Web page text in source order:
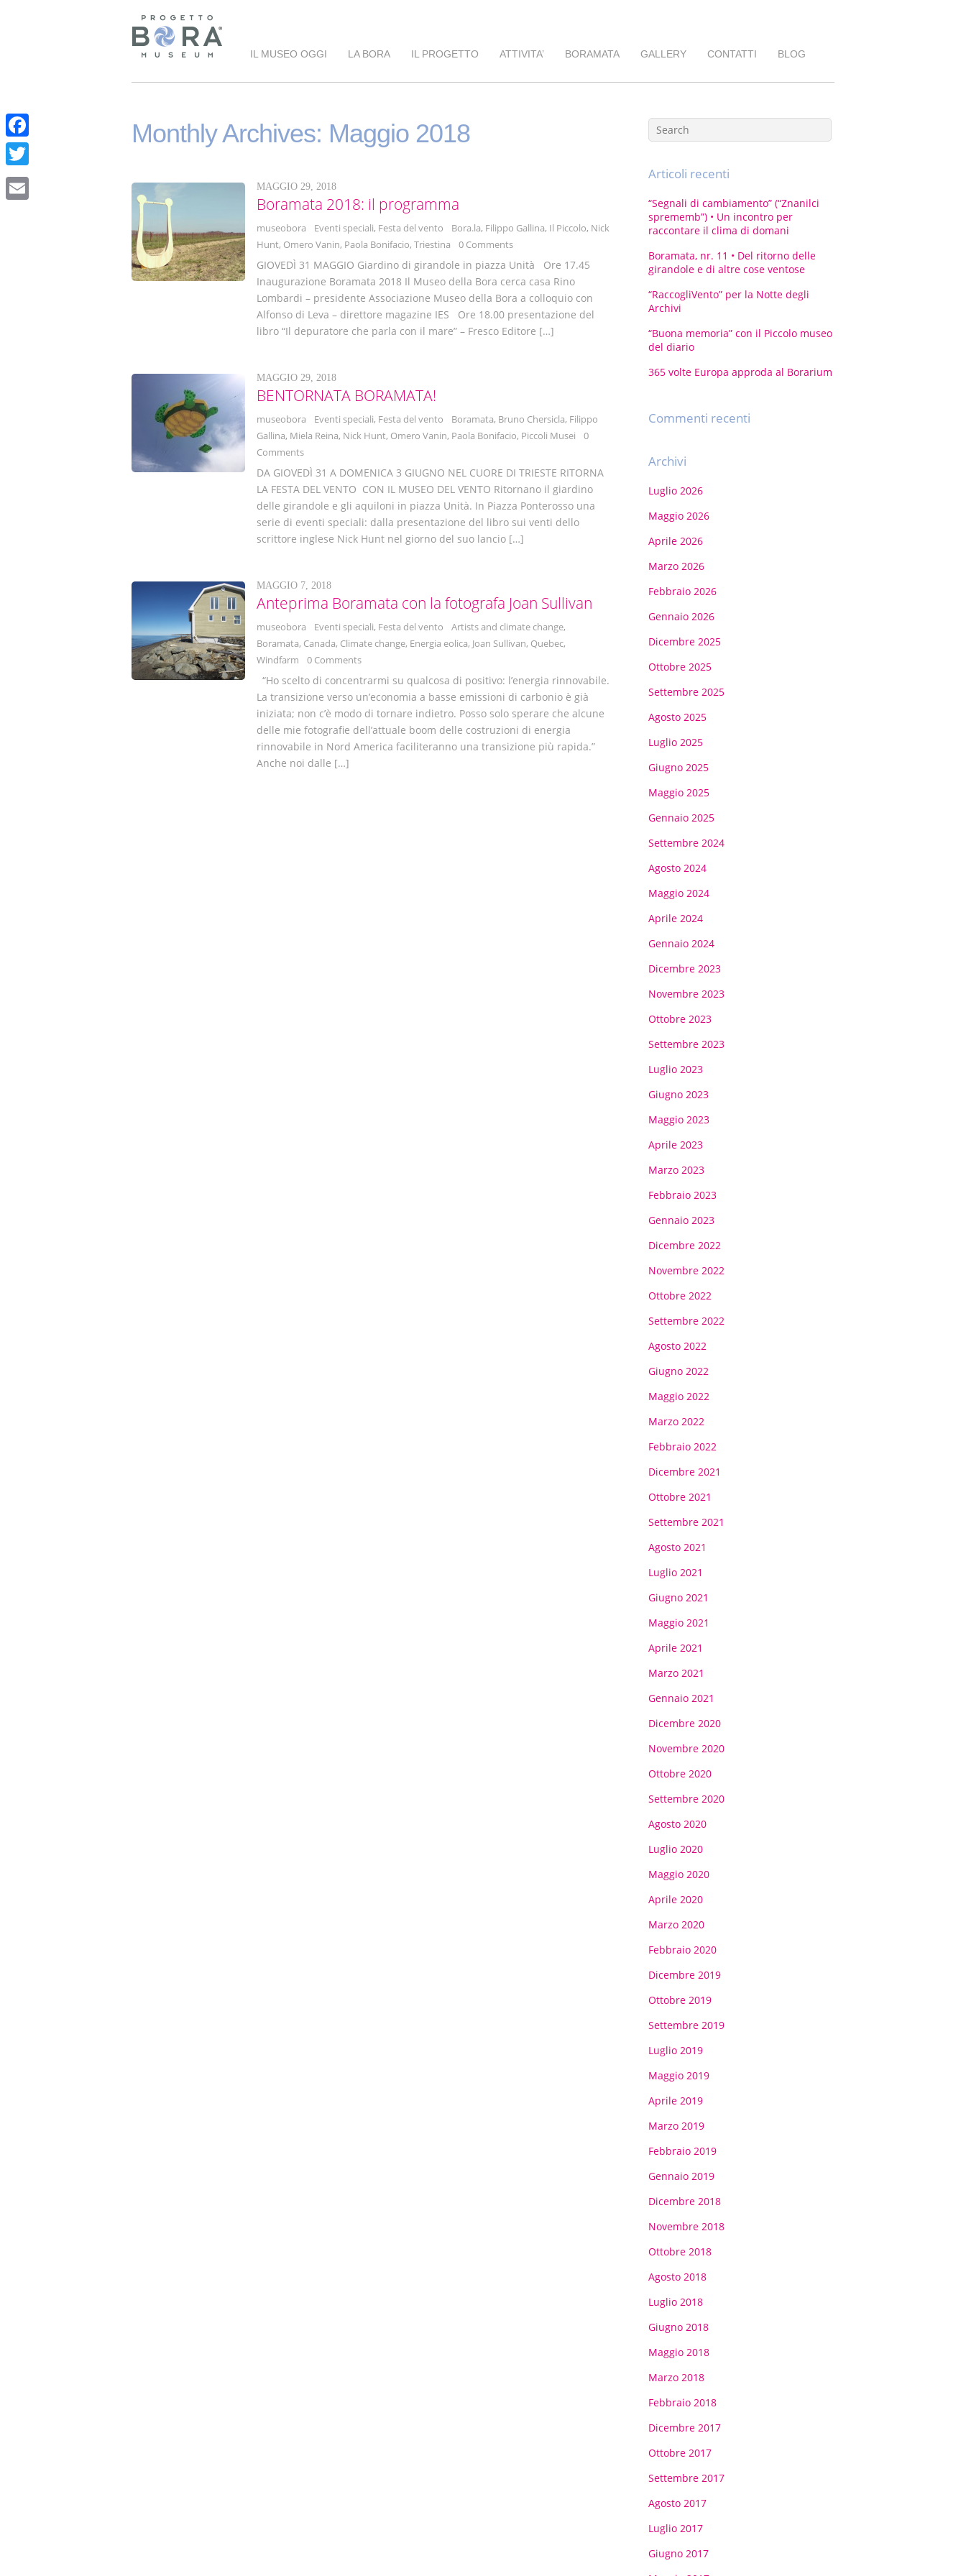
F
c
T
w
IL MUSEO OGGI LA BORA IL PROGETTO ATTIVITA’ BORAMATA GALLERY CONTATTI BLOG
Monthly Archives: Maggio 2018
MAGGIO 29, 2018
Boramata 2018: il programma
museobora Eventi speciali, Festa del vento Bora.la, Filippo Gallina, Il Piccolo, Nick
Hunt, Omero Vanin, Paola Bonifacio, Triestina 0 Comments
GIOVEDÌ 31 MAGGIO Giardino di girandole in piazza Unità Ore 17.45
Inaugurazione Boramata 2018 Il Museo della Bora cerca casa Rino
Lombardi – presidente Associazione Museo della Bora a colloquio con
Alfonso di Leva – direttore magazine IES Ore 18.00 presentazione del
libro “Il depuratore che parla con il mare” – Fresco Editore […]
MAGGIO 29, 2018
BENTORNATA BORAMATA!
museobora Eventi speciali, Festa del vento Boramata, Bruno Chersicla, Filippo
Gallina, Miela Reina, Nick Hunt, Omero Vanin, Paola Bonifacio, Piccoli Musei
0
Comments
DA GIOVEDÌ 31 A DOMENICA 3 GIUGNO NEL CUORE DI TRIESTE RITORNA
LA FESTA DEL VENTO CON IL MUSEO DEL VENTO Ritornano il giardino
delle girandole e gli aquiloni in piazza Unità. In Piazza Ponterosso una
serie di eventi speciali: dalla presentazione del libro sui venti dello
scrittore inglese Nick Hunt nel giorno del suo lancio […]
MAGGIO 7, 2018
Anteprima Boramata con la fotografa Joan Sullivan
museobora Eventi speciali, Festa del vento Artists and climate change,
Boramata, Canada, Climate change, Energia eolica, Joan Sullivan, Quebec,
Windfarm
0 Comments
“Ho scelto di concentrarmi su qualcosa di positivo: l’energia rinnovabile.
La transizione verso un’economia a basse emissioni di carbonio è già
iniziata; non c’è modo di tornare indietro. Posso solo sperare che alcune
delle mie fotografie dell’attuale boom delle costruzioni di energia
rinnovabile in Nord America faciliteranno una transizione più rapida.”
Anche noi dalle […]
Articoli recenti
“Segnali di cambiamento” (“Znanilci
sprememb”) • Un incontro per
raccontare il clima di domani
Boramata, nr. 11 • Del ritorno delle
girandole e di altre cose ventose
“RaccogliVento” per la Notte degli
Archivi
“Buona memoria” con il Piccolo museo
del diario
365 volte Europa approda al Borarium
Commenti recenti
Archivi
Luglio 2026
Maggio 2026
Aprile 2026
Marzo 2026
Febbraio 2026
Gennaio 2026
Dicembre 2025
Ottobre 2025
Settembre 2025
Agosto 2025
Luglio 2025
Giugno 2025
Maggio 2025
Gennaio 2025
Settembre 2024
Agosto 2024
Maggio 2024
Aprile 2024
Gennaio 2024
Dicembre 2023
Novembre 2023
Ottobre 2023
Settembre 2023
Luglio 2023
Giugno 2023
Maggio 2023
Aprile 2023
Marzo 2023
Febbraio 2023
Gennaio 2023
Dicembre 2022
Novembre 2022
Ottobre 2022
Settembre 2022
Agosto 2022
Giugno 2022
Maggio 2022
Marzo 2022
Febbraio 2022
Dicembre 2021
Ottobre 2021
Settembre 2021
Agosto 2021
Luglio 2021
Giugno 2021
Maggio 2021
Aprile 2021
Marzo 2021
Gennaio 2021
Dicembre 2020
Novembre 2020
Ottobre 2020
Settembre 2020
Agosto 2020
Luglio 2020
Maggio 2020
Aprile 2020
Marzo 2020
Febbraio 2020
Dicembre 2019
Ottobre 2019
Settembre 2019
Luglio 2019
Maggio 2019
Aprile 2019
Marzo 2019
Febbraio 2019
Gennaio 2019
Dicembre 2018
Novembre 2018
Ottobre 2018
Agosto 2018
Luglio 2018
Giugno 2018
Maggio 2018
Marzo 2018
Febbraio 2018
Dicembre 2017
Ottobre 2017
Settembre 2017
Agosto 2017
Luglio 2017
Giugno 2017